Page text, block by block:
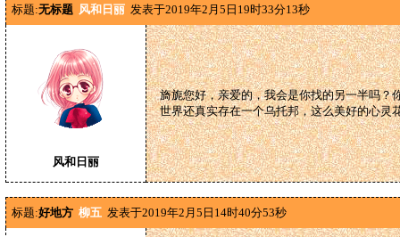
标题:无标题 风和日丽 发表于2019年2月5日19时33分13秒
风和日丽
旖旎您好，亲爱的，我会是你找的另一半吗？
世界还真实存在一个乌托邦，这么美好的心灵
标题:好地方 柳五 发表于2019年2月5日14时40分53秒